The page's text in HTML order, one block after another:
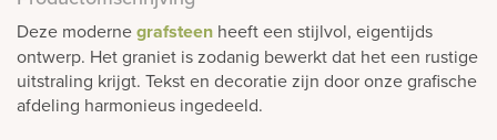
Deze modernegrafsteen heeft een stijlvol, eigentijds
ontwerp. Het graniet is zodanig bewerkt dat het een rustige
uitstraling krijgt. Tekst en decoratie zijn door onze grafische
afdeling harmonieus ingedeeld.